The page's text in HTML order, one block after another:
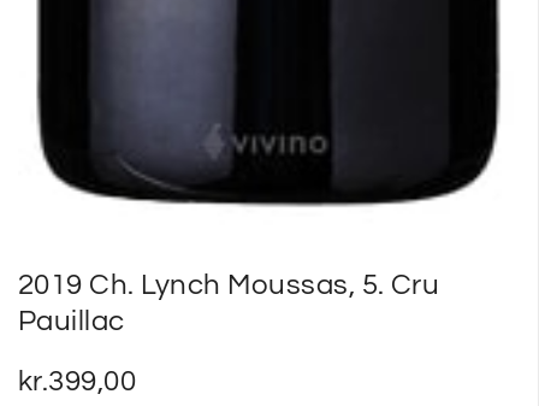
2019 Ch. Lynch Moussas, 5. Cru
Pauillac
kr.399,00